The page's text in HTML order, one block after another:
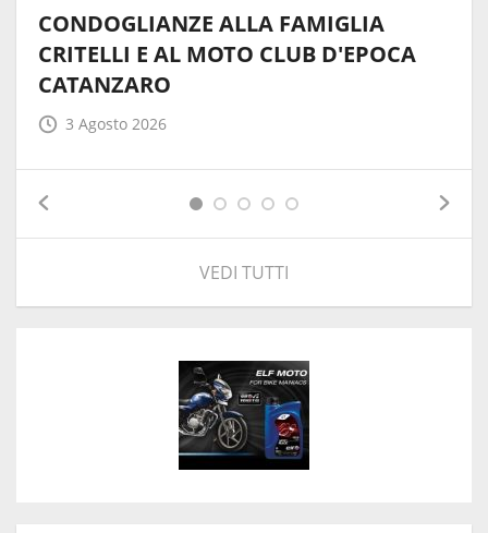
CONDOGLIANZE ALLA FAMIGLIA
CRITELLI E AL MOTO CLUB D'EPOCA
CATANZARO
3 Agosto 2026
VEDI TUTTI